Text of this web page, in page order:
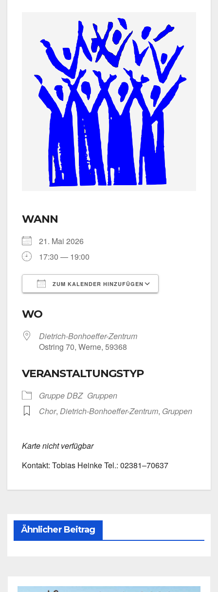
WANN
21. Mai 2026
17:30 — 19:00
ZUM KALENDER HINZUFÜGEN
WO
Dietrich-Bonhoeffer-Zentrum
Ost­ring 70, Wer­ne, 59368
VERANSTALTUNGSTYP
Grup­pe DBZ Grup­pen
Chor, Dietrich-Bonhoeffer-Zentrum, Grup­pen
Kar­te nicht ver­füg­bar
Kon­takt: Tobi­as Hein­ke Tel.: 02381–70637
Ähnlicher Beitrag